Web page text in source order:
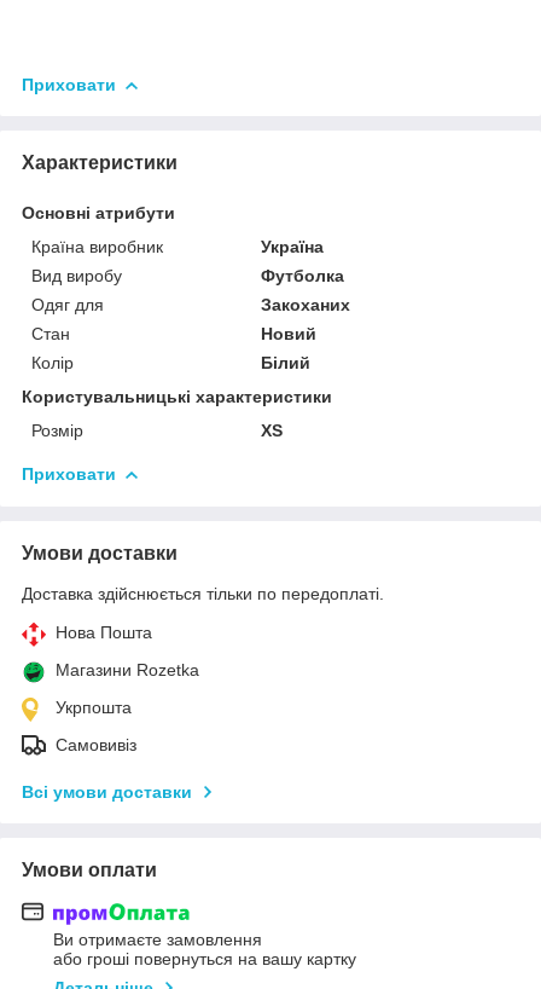
Приховати
Характеристики
Основні атрибути
Країна виробник
Україна
Вид виробу
Футболка
Одяг для
Закоханих
Стан
Новий
Колір
Білий
Користувальницькі характеристики
Розмір
XS
Приховати
Умови доставки
Доставка здійснюється тільки по передоплаті.
Нова Пошта
Магазини Rozetka
Укрпошта
Самовивіз
Всі умови доставки
Умови оплати
Ви отримаєте замовлення
або гроші повернуться на вашу картку